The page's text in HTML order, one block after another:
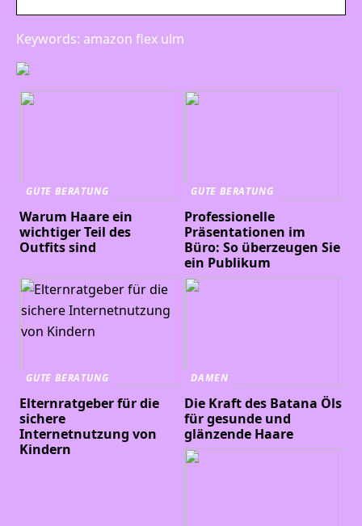
Keywords: amazon flex ulm
GUTE BERATUNG
Warum Haare ein
wichtiger Teil des
Outfits sind
GUTE BERATUNG
Professionelle
Präsentationen im
Büro: So überzeugen Sie
ein Publikum
GUTE BERATUNG
Elternratgeber für die
sichere
Internetnutzung von
Kindern
DAMEN
Die Kraft des Batana Öls
für gesunde und
glänzende Haare